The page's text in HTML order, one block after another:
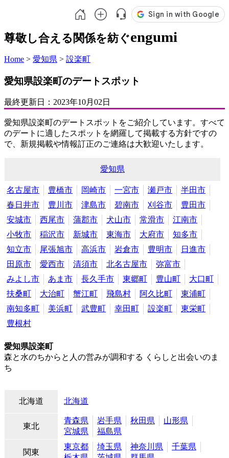
尊敬し合える関係を紡ぐengumi
Home > 愛知県 > 設楽町
愛知県設楽町のデートスポット
最終更新日： 2023年10月02日
愛知県設楽町のデートスポットをご紹介しています。すべて
のデートに適したスポットを網羅して掲載する方針ですの
で、新規掲載や情報訂正のご連絡は大歓迎いたします。
愛知県
名古屋市 豊橋市 岡崎市 一宮市 瀬戸市
半田市
春日井市
豊川市 津島市 碧南市 刈谷市
豊田市
安城市
西尾市 蒲郡市 犬山市 常滑市
江南市
小牧市
稲沢市 新城市 東海市 大府市
知多市
知立市
尾張旭市 高浜市 岩倉市 豊明市
日進市
田原市
愛西市 清須市 北名古屋市
弥富市
みよし市
あま市 長久手市 東郷町 豊山町
大口町
扶桑町
大治町 蟹江町 飛島村 阿久比町
東浦町
南知多町
美浜町 武豊町 幸田町 設楽町
東栄町
豊根村
愛知県設楽町
森と水のちからと人の営みが調和する くらしと出会いのま
ち
北海道 北海道
東北
青森県 岩手県 秋田県
山形県
宮城県
福島県
関東
東京都 埼玉県 神奈川県
千葉県